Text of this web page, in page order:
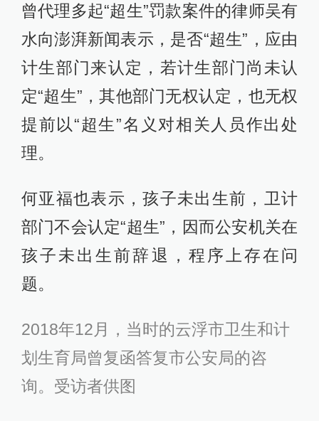
曾代理多起“超生”罚款案件的律师吴有
水向澎湃新闻表示，是否“超生”，应由
计生部门来认定，若计生部门尚未认
定“超生”，其他部门无权认定，也无权
提前以“超生”名义对相关人员作出处
理。
何亚福也表示，孩子未出生前，卫计
部门不会认定“超生”，因而公安机关在
孩子未出生前辞退，程序上存在问
题。
2018年12月，当时的云浮市卫生和计
划生育局曾复函答复市公安局的咨
询。受访者供图